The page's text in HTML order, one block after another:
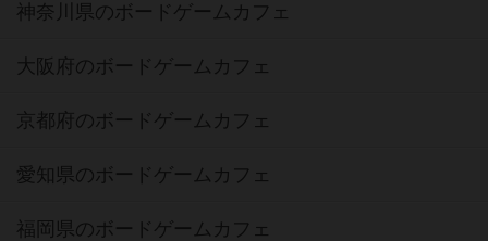
神奈川県のボードゲームカフェ
大阪府のボードゲームカフェ
京都府のボードゲームカフェ
愛知県のボードゲームカフェ
福岡県のボードゲームカフェ